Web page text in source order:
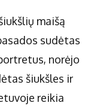
maišą
sudėtas
norėjo
šiukšles ir
reikia